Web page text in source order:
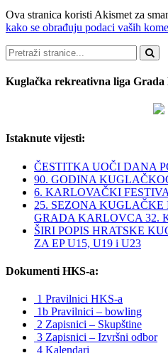
Ova stranica koristi Akismet za
kako se obrađuju podaci vaših
Pretraži
Kuglačka rekreativna liga Grada
Istaknute vijesti:
ČESTITKA UOČI DANA
90. GODINA
6. KARLOVAČKI
25. SEZONA
GRADA KARLOVCA 32.
ŠIRI POPIS HRATSKE
ZA EP U15, U19 i U23
Dokumenti HKS-a:
1 Pravilnici HKS-a
1b Pravilnici – bowling
2 Zapisnici – Skupštine
3 Zapisnici – Izvršni odbor
4 Kalendari